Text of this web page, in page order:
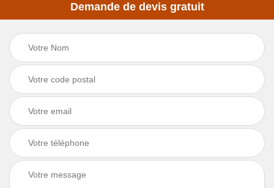
Demande de devis gratuit